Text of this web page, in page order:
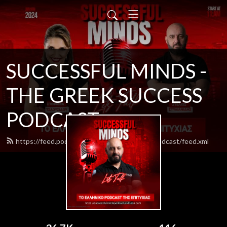
SUCCESSFUL MINDS -
THE GREEK SUCCESS
PODCAST
https://feed.podbean.com/successfulmindspodcast/feed.xml